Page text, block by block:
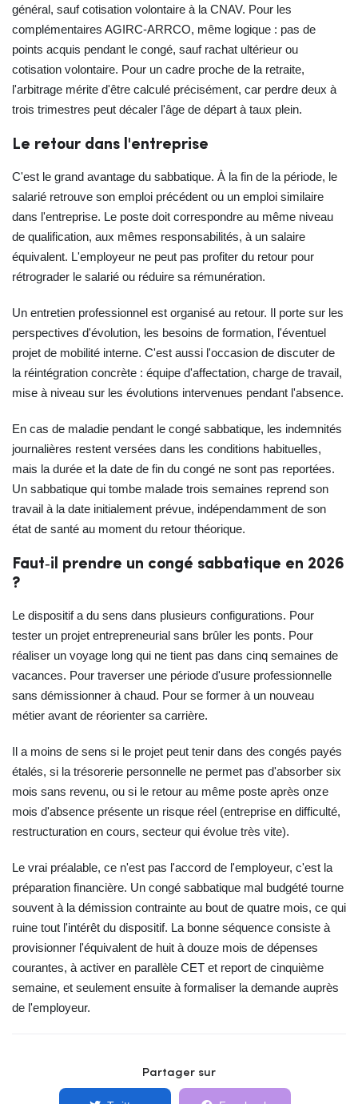
général, sauf cotisation volontaire à la CNAV. Pour les
complémentaires AGIRC‑ARRCO, même logique : pas de
points acquis pendant le congé, sauf rachat ultérieur ou
cotisation volontaire. Pour un cadre proche de la retraite,
l'arbitrage mérite d'être calculé précisément, car perdre deux à
trois trimestres peut décaler l'âge de départ à taux plein.
Le retour dans l'entreprise
C'est le grand avantage du sabbatique. À la fin de la période, le
salarié retrouve son emploi précédent ou un emploi similaire
dans l'entreprise. Le poste doit correspondre au même niveau
de qualification, aux mêmes responsabilités, à un salaire
équivalent. L'employeur ne peut pas profiter du retour pour
rétrograder le salarié ou réduire sa rémunération.
Un entretien professionnel est organisé au retour. Il porte sur les
perspectives d'évolution, les besoins de formation, l'éventuel
projet de mobilité interne. C'est aussi l'occasion de discuter de
la réintégration concrète : équipe d'affectation, charge de travail,
mise à niveau sur les évolutions intervenues pendant l'absence.
En cas de maladie pendant le congé sabbatique, les indemnités
journalières restent versées dans les conditions habituelles,
mais la durée et la date de fin du congé ne sont pas reportées.
Un sabbatique qui tombe malade trois semaines reprend son
travail à la date initialement prévue, indépendamment de son
état de santé au moment du retour théorique.
Faut‑il prendre un congé sabbatique en 2026
?
Le dispositif a du sens dans plusieurs configurations. Pour
tester un projet entrepreneurial sans brûler les ponts. Pour
réaliser un voyage long qui ne tient pas dans cinq semaines de
vacances. Pour traverser une période d'usure professionnelle
sans démissionner à chaud. Pour se former à un nouveau
métier avant de réorienter sa carrière.
Il a moins de sens si le projet peut tenir dans des congés payés
étalés, si la trésorerie personnelle ne permet pas d'absorber six
mois sans revenu, ou si le retour au même poste après onze
mois d'absence présente un risque réel (entreprise en difficulté,
restructuration en cours, secteur qui évolue très vite).
Le vrai préalable, ce n'est pas l'accord de l'employeur, c'est la
préparation financière. Un congé sabbatique mal budgété tourne
souvent à la démission contrainte au bout de quatre mois, ce qui
ruine tout l'intérêt du dispositif. La bonne séquence consiste à
provisionner l'équivalent de huit à douze mois de dépenses
courantes, à activer en parallèle CET et report de cinquième
semaine, et seulement ensuite à formaliser la demande auprès
de l'employeur.
Partager sur